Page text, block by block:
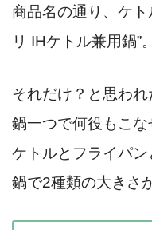
商品名の通り、ケト
リ IHケトル兼用鍋”。
それだけ？と思わ
鍋一つで何役もこな
ケトルとフライパ
鍋で2種類の大きさ